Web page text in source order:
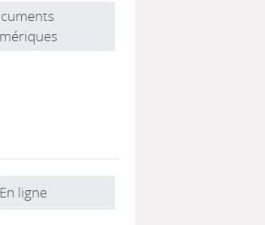
En ligne